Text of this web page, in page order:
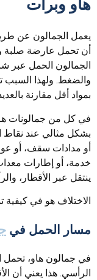
هاو وبرات
يعمل الجمالون عن
أن تحمل عارضة صلبة
الجمالون الحمل عبر
والضغط. ولهذا السبب
بمواد أقل مقارنة
في كل من جمالونات
بشكل مثالي عند نقاط
أو مدادات سقف، أو
خدمة، أو إطارات
ينتقل عبر الأقطار،
الاختلاف هو في كيفية
مسار الحمل في
في جمالون هاو، تحمل
الرأسي. هذا يعني أن